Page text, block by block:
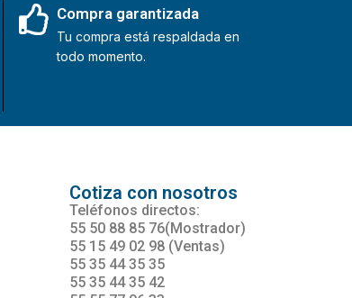
Compra garantizada
Tu compra está respaldada en
todo momento.
Cotiza con nosotros
Teléfonos directos:
55 50 88 85 76(Mostrador)
55 15 49 02 98 (Ventas)
55 35 44 35 35
55 35 44 35 42